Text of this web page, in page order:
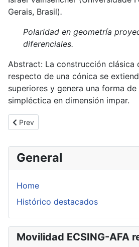
General
Home
Histórico destacados
Movilidad ECSING-AFA
Gerais, Brasil).
Polaridad en geometría
diferenciales.
Abstract: La construcción clásica
respecto de una cónica se
superiores y genera una forma
simpléctica en dimensión impar.
Previous article: Seminario de
Prev